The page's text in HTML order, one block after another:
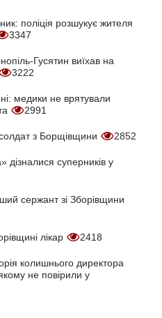
поліція розшукує жителя
3347
Гусятин виїхав на
3222
медики не врятували
2991
з Борщівщини 2852
дізналися суперників у
сержант зі Зборівщини
лікар 2418
колишнього директора
не повірили у